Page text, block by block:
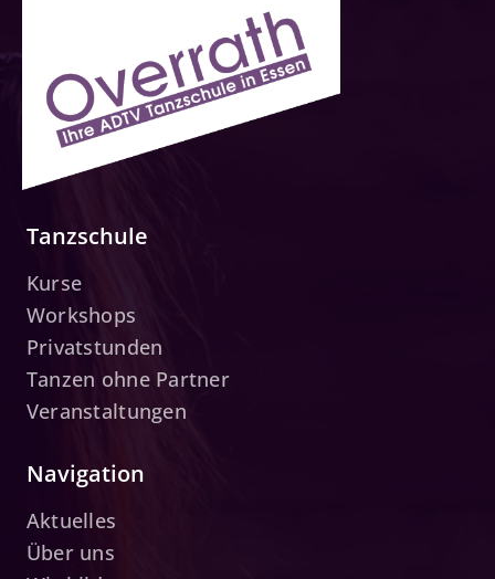
Tanzschule
Kurse
Workshops
Privatstunden
Tanzen ohne Partner
Veranstaltungen
Navigation
Aktuelles
Über uns